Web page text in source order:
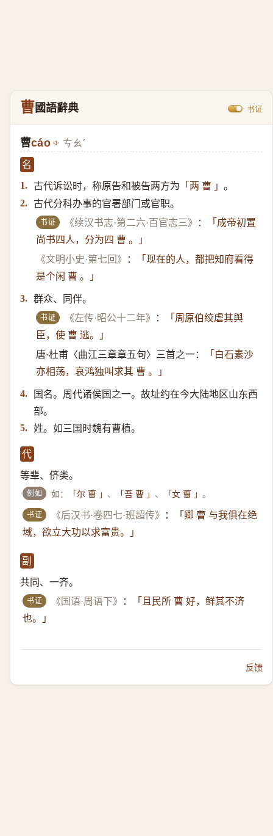
曹國語辭典 书证
曹cáo ㄘㄠˊ
名
1. 古代诉讼时，称原告和被告两方为 「两 曹 」 。
2. 古代分科办事的官署部门或官职。
书证 《续汉书志·第二六·百官志三》 ：
「成帝初置
尚书四人，分为四 曹 。」
《文明小史·第七回》
：
「现在的人，都把知府看得
是个闲 曹 。」
3. 群众、同伴。
书证 《左传·昭公十二年》 ：
「周原伯绞虐其舆
臣，使 曹 逃。」
唐·杜甫〈曲江三章章五句〉三首之一：
「白石素沙
亦相荡，哀鸿独叫求其 曹 。」
4.
国名。周代诸侯国之一。故址约在今大陆地区山东西
部。
5. 姓。如三国时魏有曹植。
代
等辈、侪类。
例如 如： 「尔 曹 」 、 「吾 曹 」 、 「女 曹 」。
书证 《后汉书·卷四七·班超传》 ：
「卿 曹 与我俱在绝
域，欲立大功以求富贵。」
副
共同、一齐。
书证 《国语·周语下》 ：
「且民所 曹 好，鲜其不济
也。」
反馈